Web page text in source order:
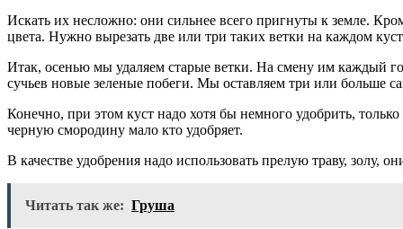
Искать их несложно: они сильнее всего пригнуты к земле.
цвета. Нужно вырезать две или три таких ветки на каждом
Итак, осенью мы удаляем старые ветки. На смену им каждый
сучьев новые зеленые побеги. Мы оставляем три или больше
Конечно, при этом куст надо хотя бы немного удобрить,
черную смородину мало кто удобряет.
В качестве удобрения надо использовать прелую траву, золу,
Читать так же: Груша